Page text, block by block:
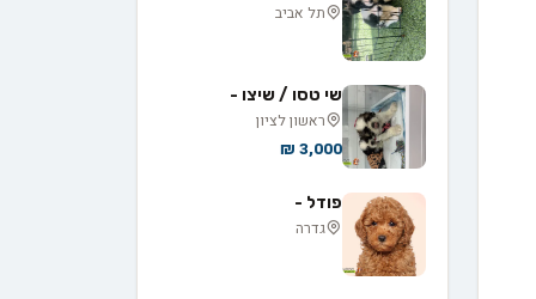
תל אביב
שי טסו / שיצו -
ראשון לציון
3,000 ₪
פודל -
גדרה